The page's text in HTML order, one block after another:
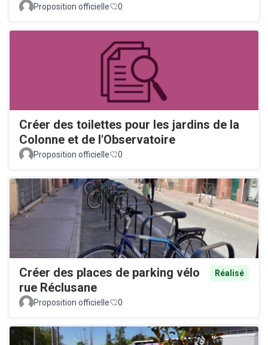
Proposition officielle 0
Créer des toilettes pour les jardins de la
Colonne et de l'Observatoire
Proposition officielle 0
Créer des places de parking vélo
rue Réclusane
Réalisé
Proposition officielle 0